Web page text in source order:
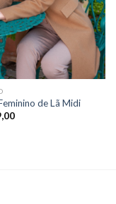
de Lã Midi